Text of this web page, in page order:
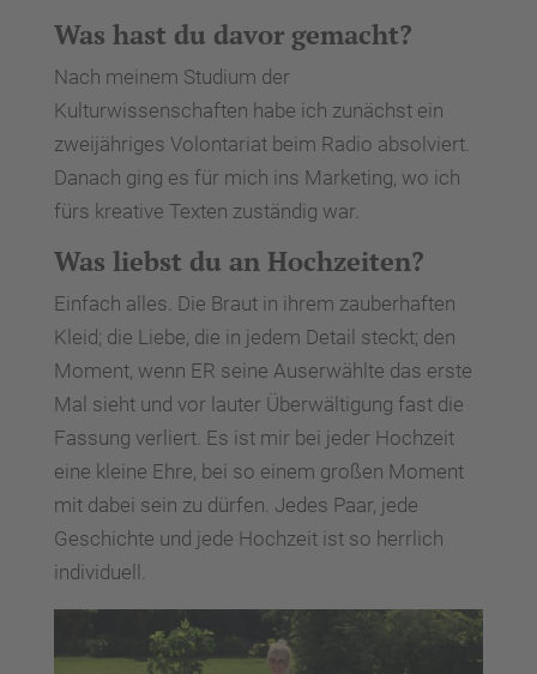
Was hast du davor gemacht?
Nach meinem Studium der
Kulturwissenschaften habe ich zunächst ein
zweijähriges Volontariat beim Radio absolviert.
Danach ging es für mich ins Marketing, wo ich
fürs kreative Texten zuständig war.
Was liebst du an Hochzeiten?
Einfach alles. Die Braut in ihrem zauberhaften
Kleid; die Liebe, die in jedem Detail steckt; den
Moment, wenn ER seine Auserwählte das erste
Mal sieht und vor lauter Überwältigung fast die
Fassung verliert. Es ist mir bei jeder Hochzeit
eine kleine Ehre, bei so einem großen Moment
mit dabei sein zu dürfen. Jedes Paar, jede
Geschichte und jede Hochzeit ist so herrlich
individuell.